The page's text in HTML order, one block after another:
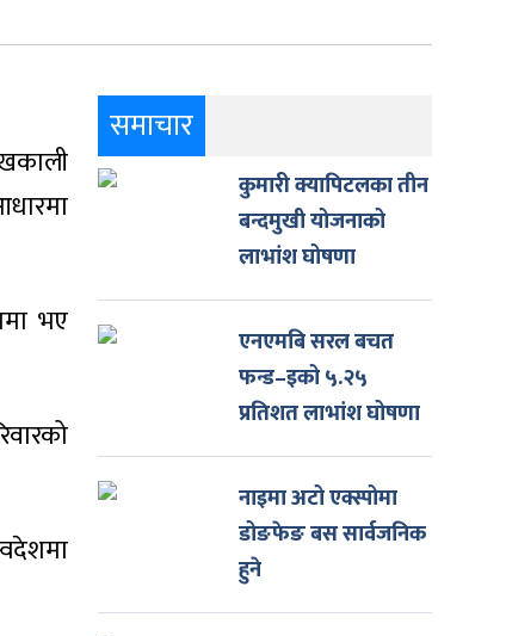
भए
समाचार
कुमारी क्यापिटलका तीन
बन्दमुखी योजनाको
लाभांश घोषणा
एनएमबि सरल बचत
फन्ड–इको ५.२५
प्रतिशत लाभांश घोषणा
नाइमा अटो एक्स्पोमा
डोङफेङ बस सार्वजनिक
हुने